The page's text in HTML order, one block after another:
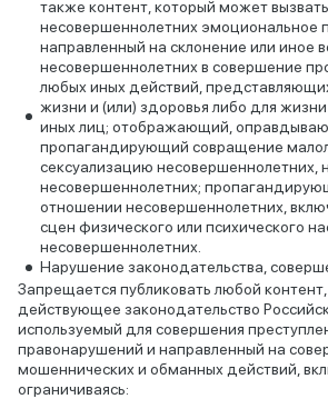
также контент, который может
несовершеннолетних эмоциональное
направленный на склонение или иное
несовершеннолетних в совершение
любых иных действий,
жизни и (или) здоровья либо для
иных лиц; отображающий,
пропагандирующий совращение
сексуализацию несовершеннолетних,
несовершеннолетних;
отношении несовершеннолетних,
сцен физического или психического
несовершеннолетних.
Нарушение законодательства,
Запрещается публиковать любой
действующее законодательство
используемый для совершения
правонарушений и направленный на
мошеннических и обманных действий,
ограничиваясь: